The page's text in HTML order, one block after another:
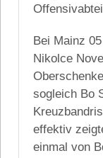
Bei Mainz
Nikolce
sogleich Bo
effektiv
einmal von